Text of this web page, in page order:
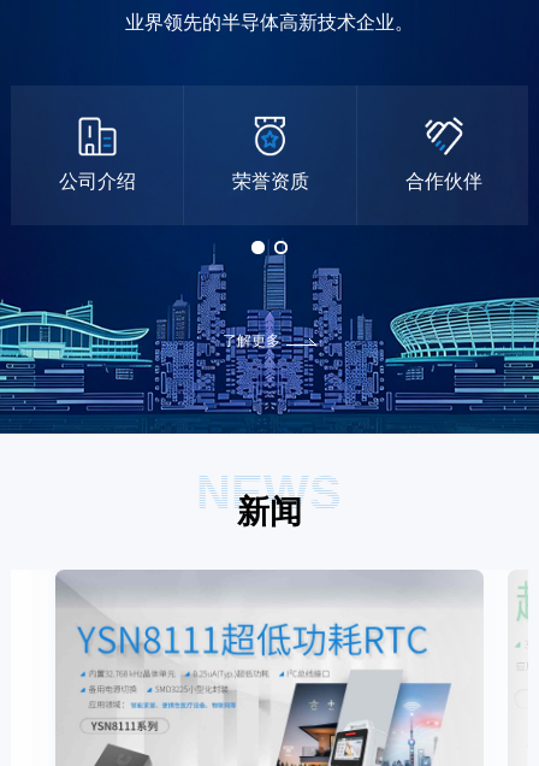
业界领先的半导体高新技术企业。
公司介绍 荣誉资质 合作伙伴
了解更多
NEWS
新闻